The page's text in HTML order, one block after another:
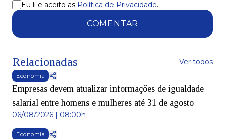
Eu li e aceito as Política de Privacidade.
COMENTAR
Relacionadas Ver todos
Economia
Empresas devem atualizar informações de igualdade
salarial entre homens e mulheres até 31 de agosto
06/08/2026 | 08:00h
Economia